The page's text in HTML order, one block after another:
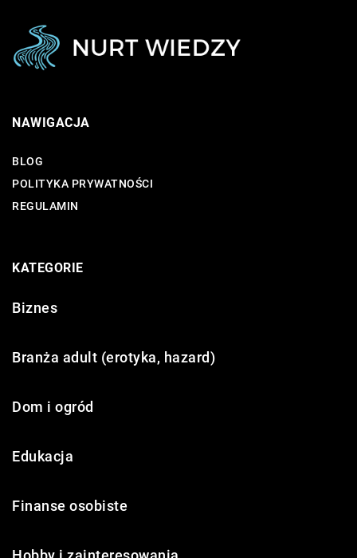
NAWIGACJA
BLOG
POLITYKA PRYWATNOŚCI
REGULAMIN
KATEGORIE
Biznes
Branża adult (erotyka, hazard)
Dom i ogród
Edukacja
Finanse osobiste